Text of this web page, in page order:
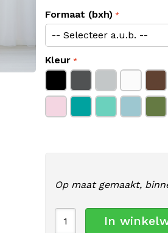
Formaat (bxh)
Kleur
Op maat gemaakt,
In